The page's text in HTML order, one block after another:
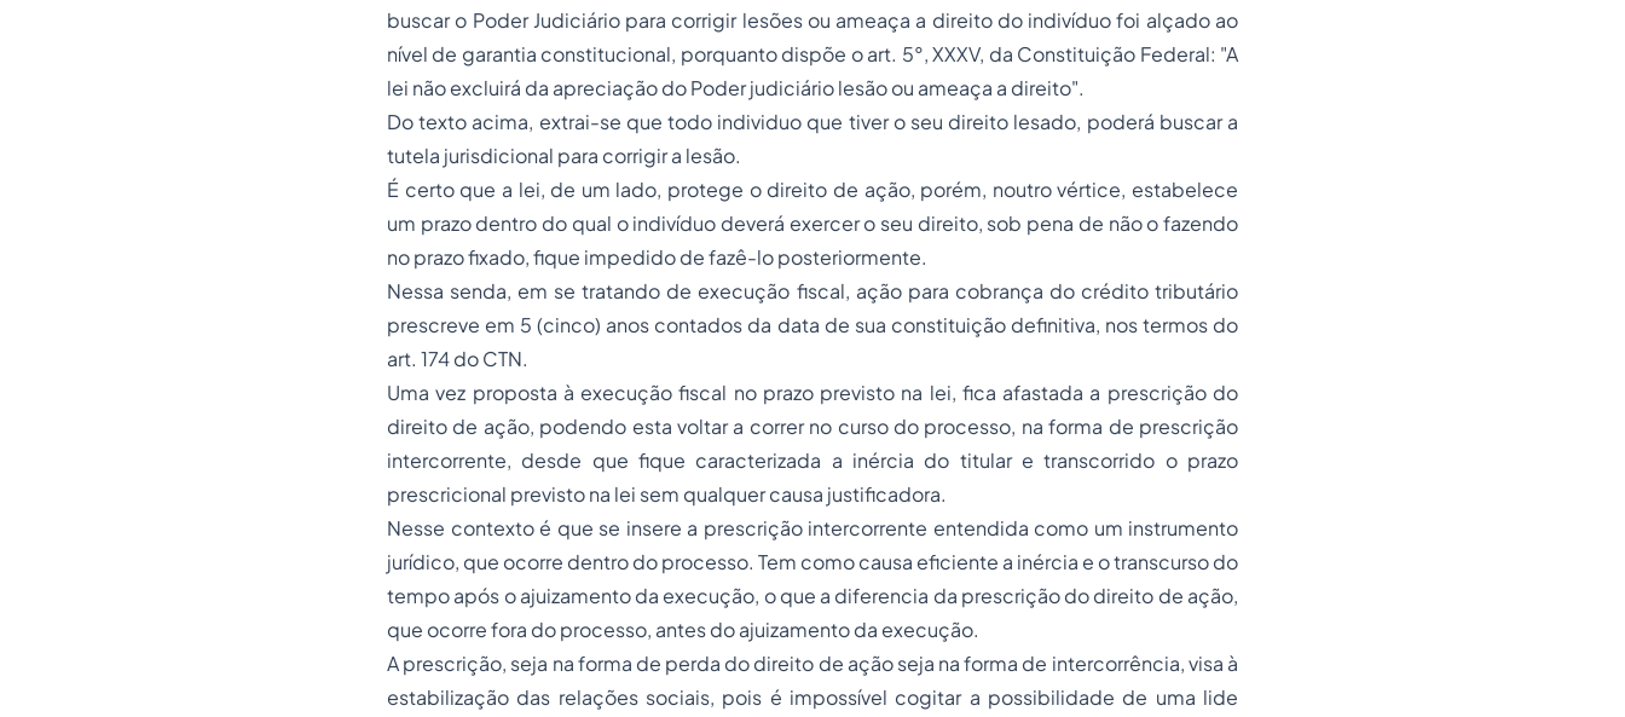
buscar o Poder Judiciário para corrigir lesões ou ameaça a direito do indivíduo foi alçado ao
nível de garantia constitucional, porquanto dispõe o art. 5°, XXXV, da Constituição Federal: "A
lei não excluirá da apreciação do Poder judiciário lesão ou ameaça a direito".
Do texto acima, extrai-se que todo individuo que tiver o seu direito lesado, poderá buscar a
tutela jurisdicional para corrigir a lesão.
É certo que a lei, de um lado, protege o direito de ação, porém, noutro vértice, estabelece
um prazo dentro do qual o indivíduo deverá exercer o seu direito, sob pena de não o fazendo
no prazo fixado, fique impedido de fazê-lo posteriormente.
Nessa senda, em se tratando de execução fiscal, ação para cobrança do crédito tributário
prescreve em 5 (cinco) anos contados da data de sua constituição definitiva, nos termos do
art. 174 do CTN.
Uma vez proposta à execução fiscal no prazo previsto na lei, fica afastada a prescrição do
direito de ação, podendo esta voltar a correr no curso do processo, na forma de prescrição
intercorrente, desde que fique caracterizada a inércia do titular e transcorrido o prazo
prescricional previsto na lei sem qualquer causa justificadora.
Nesse contexto é que se insere a prescrição intercorrente entendida como um instrumento
jurídico, que ocorre dentro do processo. Tem como causa eficiente a inércia e o transcurso do
tempo após o ajuizamento da execução, o que a diferencia da prescrição do direito de ação,
que ocorre fora do processo, antes do ajuizamento da execução.
A prescrição, seja na forma de perda do direito de ação seja na forma de intercorrência, visa à
estabilização das relações sociais, pois é impossível cogitar a possibilidade de uma lide